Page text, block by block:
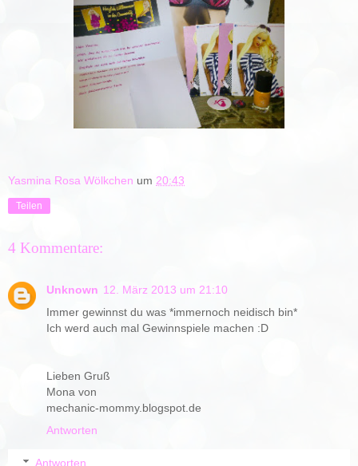
Yasmina Rosa Wölkchen um 20:43
Teilen
4 Kommentare:
Unknown 12. März 2013 um 21:10
Immer gewinnst du was *immernoch neidisch bin*
Ich werd auch mal Gewinnspiele machen :D
Lieben Gruß
Mona von
mechanic-mommy.blogspot.de
Antworten
Antworten